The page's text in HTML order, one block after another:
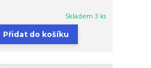
Skladem 3 ks
Přidat do košíku